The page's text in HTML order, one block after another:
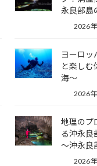
永良部島
2026
ヨーロッ
と楽し
海～
2026
地理のプ
る沖永良
～沖永良
2026